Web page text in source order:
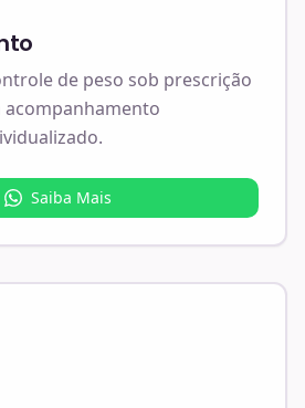
de peso sob prescrição
Saiba Mais